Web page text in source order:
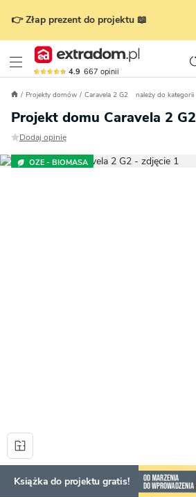
👉 Złap prezent do projektu 📖
4.9 667 opinii
Projekty domów Caravela 2 G2 należy do kategorii
Projekt domu Caravela 2 G2
Dodaj opinię
OZE - BIOMASA
Książka do projektu gratis!